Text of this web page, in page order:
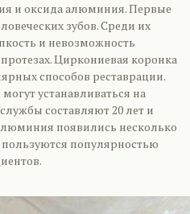
и оксида алюминия. Первые
зубов. Среди их
и невозможность
Циркониевая коронка
способов реставрации.
устанавливаться на
составляют 20 лет и
появились несколько
пользуются популярностью